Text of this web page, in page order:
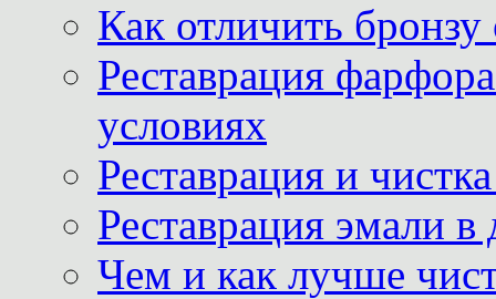
Как отличить
Реставрация
условиях
Реставрация и
Реставрация эмали
Чем и как лучше